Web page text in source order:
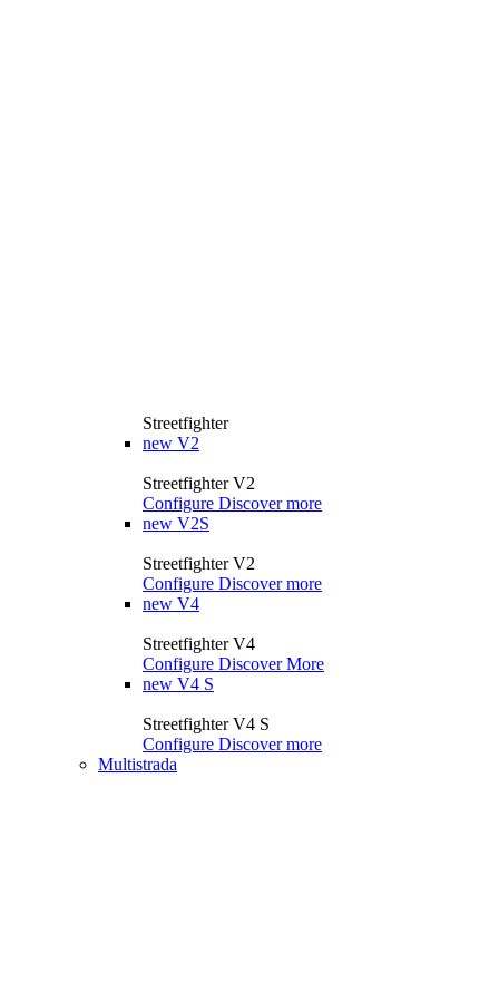
Streetfighter
new V2
Streetfighter V2
Configure Discover more
new V2S
Streetfighter V2
Configure Discover more
new V4
Streetfighter V4
Configure Discover More
new V4 S
Streetfighter V4 S
Configure Discover more
Multistrada